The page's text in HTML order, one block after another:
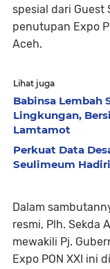
spesial dari Guest
penutupan Expo
Aceh.
Lihat juga
Babinsa Lembah
Lingkungan,
Lamtamot
Perkuat Data
Seulimeum
Dalam
resmi, Plh. Sekda
mewakili Pj.
Expo PON XXI ini